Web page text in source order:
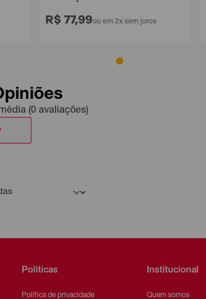
R$ 77,99ou em 2x sem juros
(0 avaliações)
Políticas
Política de privacidade
Institucional
Quem somos